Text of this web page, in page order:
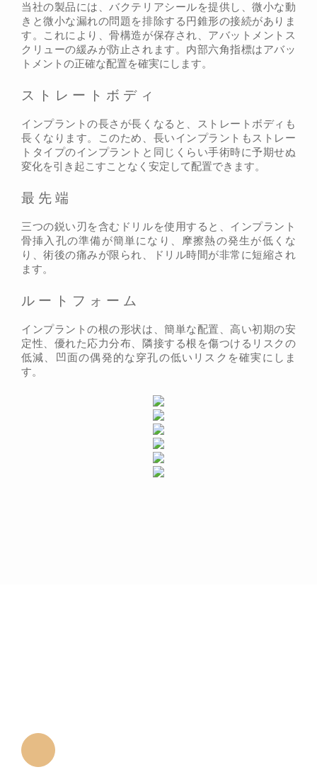
当社の製品には、バクテリアシールを提供し、微小な動
きと微小な漏れの問題を排除する円錐形の接続がありま
す。これにより、骨構造が保存され、アバットメントス
クリューの緩みが防止されます。内部六角指標はアバッ
トメントの正確な配置を確実にします。
ストレートボディ
インプラントの長さが長くなると、ストレートボディも
長くなります。このため、長いインプラントもストレー
トタイプのインプラントと同じくらい手術時に予期せぬ
変化を引き起こすことなく安定して配置できます。
最先端
三つの鋭い刃を含むドリルを使用すると、インプラント
骨挿入孔の準備が簡単になり、摩擦熱の発生が低くな
り、術後の痛みが限られ、ドリル時間が非常に短縮され
ます。
ルートフォーム
インプラントの根の形状は、簡単な配置、高い初期の安
定性、優れた応力分布、隣接する根を傷つけるリスクの
低減、凹面の偶発的な穿孔の低いリスクを確実にしま
す。